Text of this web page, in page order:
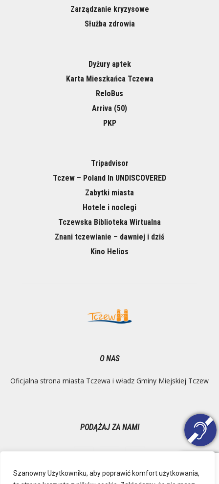
Szanowny Użytkowniku, aby poprawić komfort użytkowania,
Zarządzanie kryzysowe
Służba zdrowia
Dyżury aptek
Karta Mieszkańca Tczewa
ReloBus
Arriva (50)
PKP
Tripadvisor
Tczew – Poland In UNDISCOVERED
Zabytki miasta
Hotele i noclegi
Tczewska Biblioteka Wirtualna
Znani tczewianie – dawniej i dziś
Kino Helios
O NAS
Oficjalna strona miasta Tczewa i władz Gminy Miejskiej Tczew
PODĄŻAJ ZA NAMI